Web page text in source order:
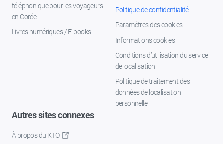
téléphonique pour les voyageurs
en Corée
Livres numériques / E-books
Politique de confidentialité
Paramètres des cookies
Informations cookies
Conditions d’utilisation du service
de localisation
Politique de traitement des
données de localisation
personnelle
Autres sites connexes
À propos du KTO